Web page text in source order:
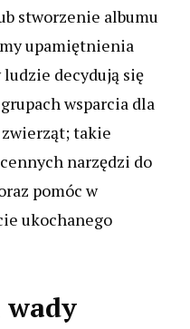
stworzenie albumu
upamiętnienia
decydują się
wsparcia dla
takie
narzędzi do
pomóc w
ukochanego
wady